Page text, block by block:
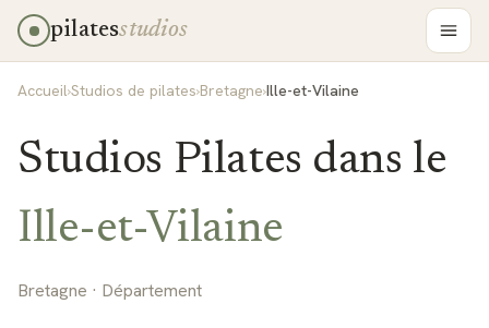
pilatesstudios
Accueil›Studios de pilates›Bretagne›Ille-et-Vilaine
Studios Pilates dans le
Ille-et-Vilaine
Bretagne · Département